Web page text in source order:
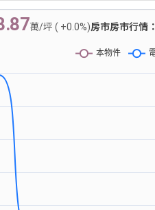
萬/坪 ( +0.0%)房市房市行情：